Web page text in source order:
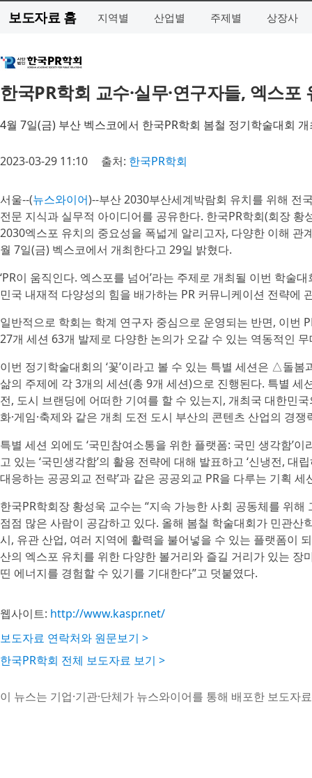
보도자료 홈 지역별 산업별 주제별 상장사
한국PR학회 교수·실무·연구자들, 엑스포
4월 7일(금) 부산 벡스코에서 한국PR학회 봄철 정기학술대회 개
2023-03-29 11:10 출처: 한국PR학회
서울--(뉴스와이어)--부산 2030부산세계박람회 유치를 위해 전
전문 지식과 실무적 아이디어를 공유한다. 한국PR학회(회장
2030엑스포 유치의 중요성을 폭넓게 알리고자, 다양한 이해
월 7일(금) 벡스코에서 개최한다고 29일 밝혔다.
‘PR이 움직인다. 엑스포를 넘어’라는 주제로 개최될 이번 학술
민국 내재적 다양성의 힘을 배가하는 PR 커뮤니케이션 전략에
일반적으로 학회는 학계 연구자 중심으로 운영되는 반면, 이번
27개 세션 63개 발제로 다양한 논의가 오갈 수 있는 역동적인
이번 정기학술대회의 ‘꽃’이라고 볼 수 있는 특별 세션은 △돌
삶의 주제에 각 3개의 세션(총 9개 세션)으로 진행된다. 특별
전, 도시 브랜딩에 어떠한 기여를 할 수 있는지, 개최국 대한민
화·게임·축제와 같은 개최 도전 도시 부산의 콘텐츠 산업의 경
특별 세션 외에도 ‘국민참여소통을 위한 플랫폼: 국민 생각함’
고 있는 ‘국민생각함’의 활용 전략에 대해 발표하고 ‘신냉전, 대
대응하는 공공외교 전략’과 같은 공공외교 PR을 다루는 기획 세
한국PR학회장 황성욱 교수는 “지속 가능한 사회 공동체를 위
점점 많은 사람이 공감하고 있다. 올해 봄철 학술대회가 민관
시, 유관 산업, 여러 지역에 활력을 불어넣을 수 있는 플랫폼이
산의 엑스포 유치를 위한 다양한 볼거리와 즐길 거리가 있는 장
띤 에너지를 경험할 수 있기를 기대한다”고 덧붙였다.
웹사이트: http://www.kaspr.net/
보도자료 연락처와 원문보기 >
한국PR학회 전체 보도자료 보기 >
이 뉴스는 기업·기관·단체가 뉴스와이어를 통해 배포한 보도자